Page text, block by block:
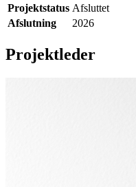
Projektstatus Afsluttet
Afslutning
2026
Projektleder